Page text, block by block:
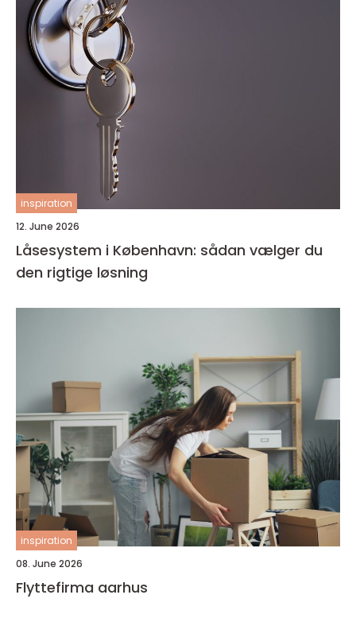
inspiration
12. June 2026
Låsesystem i København: sådan vælger du
den rigtige løsning
inspiration
08. June 2026
Flyttefirma aarhus